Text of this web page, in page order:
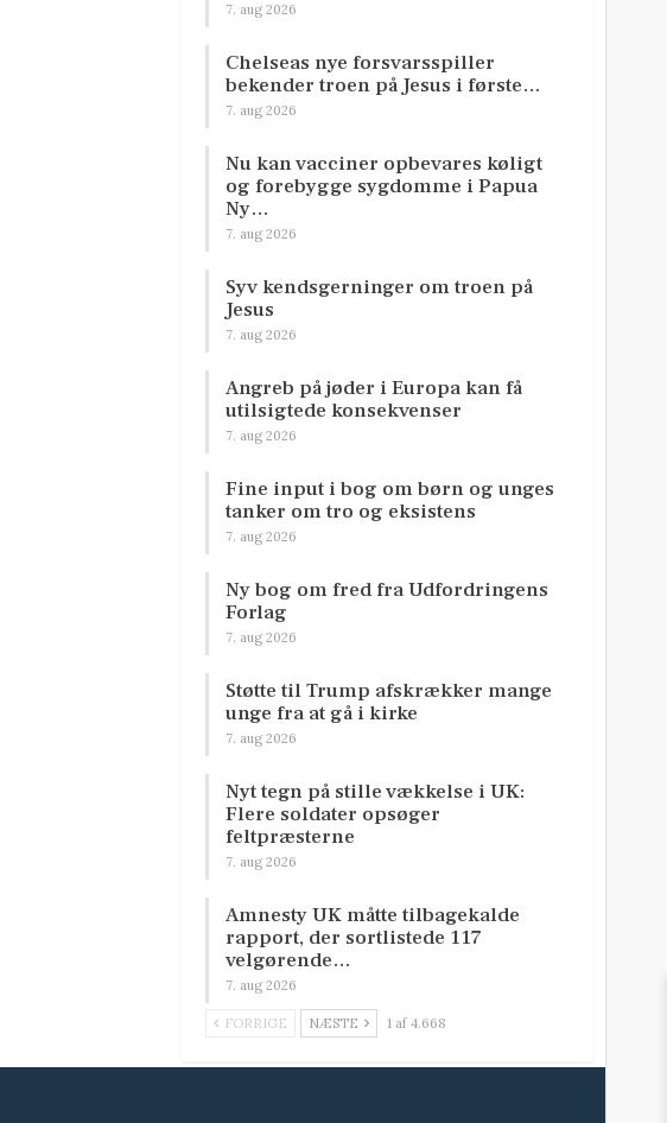
7. aug 2026
Chelseas nye forsvarsspiller
bekender troen på Jesus i første…
7. aug 2026
Nu kan vacciner opbevares køligt
og forebygge sygdomme i Papua
Ny…
7. aug 2026
Syv kendsgerninger om troen på
Jesus
7. aug 2026
Angreb på jøder i Europa kan få
utilsigtede konsekvenser
7. aug 2026
Fine input i bog om børn og unges
tanker om tro og eksistens
7. aug 2026
Ny bog om fred fra Udfordringens
Forlag
7. aug 2026
Støtte til Trump afskrækker mange
unge fra at gå i kirke
7. aug 2026
Nyt tegn på stille vækkelse i UK:
Flere soldater opsøger
feltpræsterne
7. aug 2026
Amnesty UK måtte tilbagekalde
rapport, der sortlistede 117
velgørende…
7. aug 2026
FORRIGE NÆSTE 1 af 4.668